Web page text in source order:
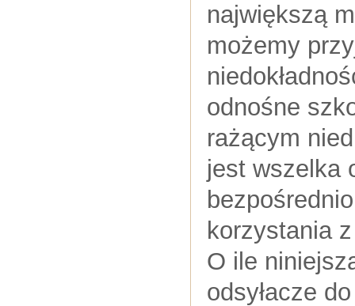
największą
możemy
odnośne
rażącym
jest wszelka
korzystania
O ile
odsyłacze